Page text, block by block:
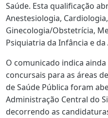
Saúde. Esta qualificação
Anestesiologia,
Ginecologia/Obstetrícia,
Psiquiatria da Infância e da
O comunicado indica
concursais para as áreas
de Saúde Pública foram
Administração Central do
decorrendo as